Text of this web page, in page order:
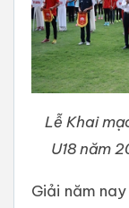
Lễ Khai
U18 năm
Giải năm